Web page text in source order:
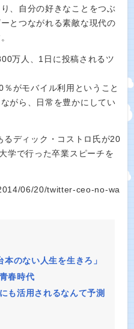
、自分の好きなことをつぶ
とつながれる素敵な現代の
万人、1日に投稿されるツ
がモバイル利用ということ
がら、日常を豊かにしてい
ディック・コストロ氏が20
学で行った卒業スピーチを
06/20/twitter-ceo-no-wa
のない人生を生きろ」
春時代
も活用されるなんて予測